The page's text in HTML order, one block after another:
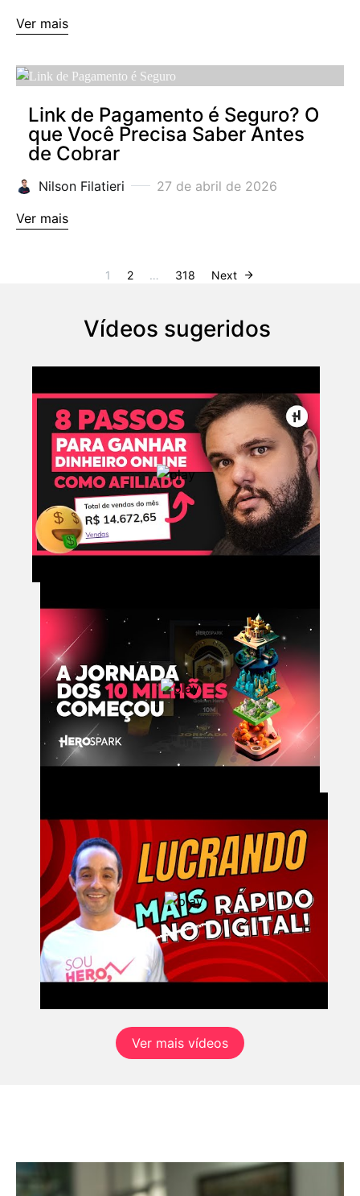
Ver mais
Link de Pagamento é Seguro? O
que Você Precisa Saber Antes
de Cobrar
Nilson Filatieri
27 de abril de 2026
Ver mais
1 2 … 318 Next
Vídeos sugeridos
Ver mais vídeos